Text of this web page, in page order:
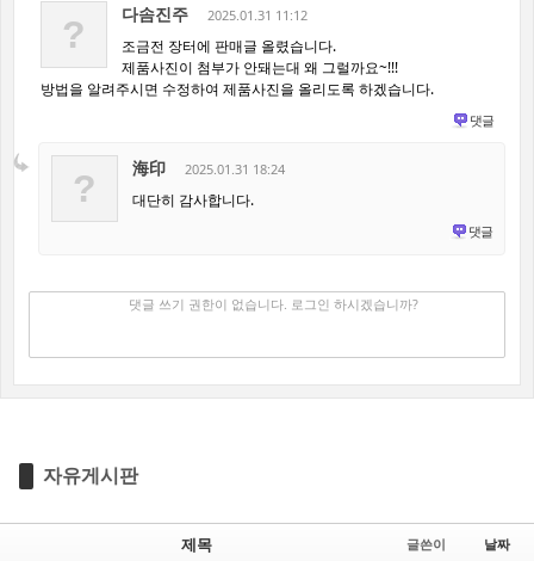
? 다솜진주 2025.01.31 11:12
조금전 장터에 판매글 올렸습니다.
제품사진이 첨부가 안돼는대 왜 그럴까요~!!!
방법을 알려주시면 수정하여 제품사진을 올리도록 하겠습니다.
댓글
? 海印 2025.01.31 18:24
대단히 감사합니다.
댓글
댓글 쓰기 권한이 없습니다. 로그인 하시겠습니까?
자유게시판
제목 글쓴이 날짜